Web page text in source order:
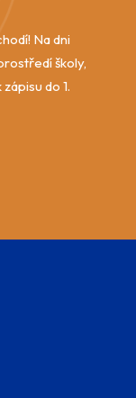
Na dni
školy,
do 1.